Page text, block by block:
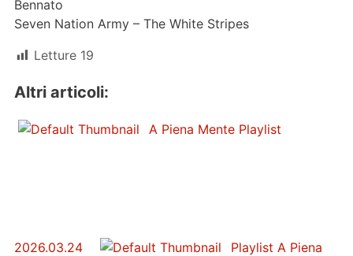
Bennato
Seven Nation Army – The White Stripes
Letture 19
Altri articoli:
A Piena Mente Playlist
2026.03.24 Playlist A Piena